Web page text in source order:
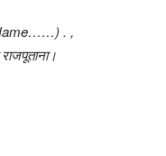
( Name……) . ,